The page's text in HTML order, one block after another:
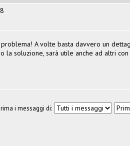
A volte basta davvero un
la soluzione, sarà utile anche ad altri
i messaggi di: